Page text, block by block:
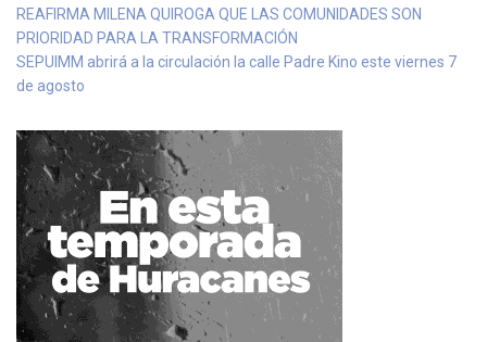
REAFIRMA MILENA QUIROGA QUE LAS COMUNIDADES SON
PRIORIDAD PARA LA TRANSFORMACIÓN
SEPUIMM abrirá a la circulación la calle Padre Kino este viernes 7
de agosto